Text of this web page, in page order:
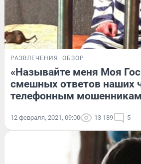
РАЗВЛЕЧЕНИЯ ОБЗОР
«Называйте меня Моя
смешных ответов наших
телефонным мошенникам
12 февраля, 2021, 09:00 13 189 5